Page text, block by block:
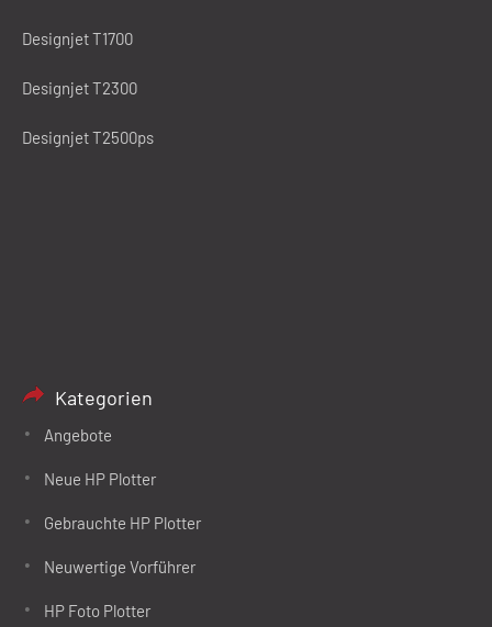
Designjet T1700
Designjet T2300
Designjet T2500ps
Kategorien
Angebote
Neue HP Plotter
Gebrauchte HP Plotter
Neuwertige Vorführer
HP Foto Plotter